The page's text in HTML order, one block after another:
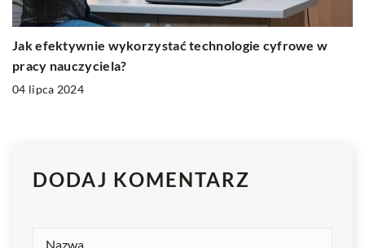
Jak efektywnie wykorzystać technologie cyfrowe w
pracy nauczyciela?
04 lipca 2024
DODAJ KOMENTARZ